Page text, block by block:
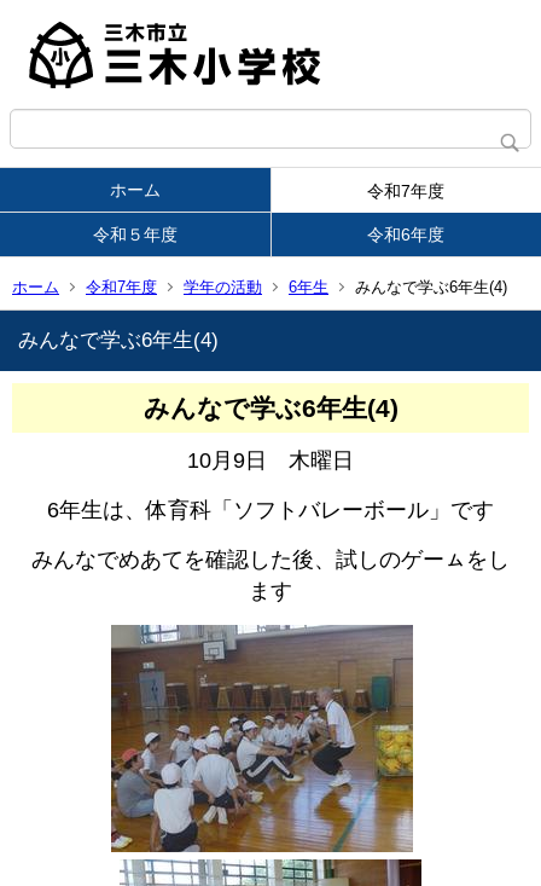
ホーム 令和7年度
令和５年度 令和6年度
ホーム 令和7年度 学年の活動 6年生 みんなで学ぶ6年生(4)
みんなで学ぶ6年生(4)
みんなで学ぶ6年生(4)
10月9日 木曜日
6年生は、体育科「ソフトバレーボール」です
みんなでめあてを確認した後、試しのゲーㇺをし
ます